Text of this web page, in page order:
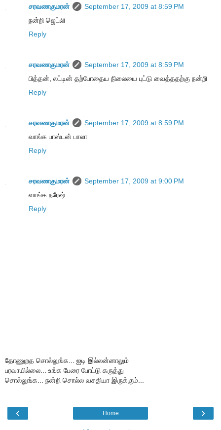
சரவணகுமரன்
September 17, 2009 at 8:59 PM
நன்றி ஜெட்லி
Reply
சரவணகுமரன்
September 17, 2009 at 8:59 PM
பித்தன், லட்டின் தற்போதைய நிலையை புட்டு வைத்ததற்கு நன்றி
Reply
சரவணகுமரன்
September 17, 2009 at 8:59 PM
வாங்க பாஸ்டன் பாலா
Reply
சரவணகுமரன்
September 17, 2009 at 9:00 PM
வாங்க நரேஷ்
Reply
தோணுறத சொல்லுங்க... ஐடி இல்லன்னாலும்
பரவாயில்லை... உங்க பேரை போட்டு கருத்து
சொல்லுங்க... நன்றி சொல்ல வசதியா இருக்கும்...
‹ ›
Home